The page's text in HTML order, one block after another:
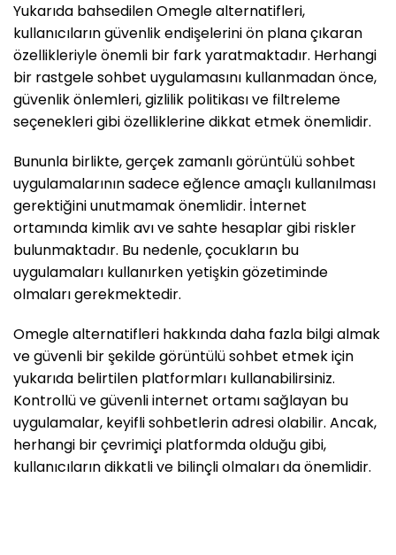
Yukarıda bahsedilen Omegle alternatifleri,
kullanıcıların güvenlik endişelerini ön plana çıkaran
özellikleriyle önemli bir fark yaratmaktadır. Herhangi
bir rastgele sohbet uygulamasını kullanmadan önce,
güvenlik önlemleri, gizlilik politikası ve filtreleme
seçenekleri gibi özelliklerine dikkat etmek önemlidir.
Bununla birlikte, gerçek zamanlı görüntülü sohbet
uygulamalarının sadece eğlence amaçlı kullanılması
gerektiğini unutmamak önemlidir. İnternet
ortamında kimlik avı ve sahte hesaplar gibi riskler
bulunmaktadır. Bu nedenle, çocukların bu
uygulamaları kullanırken yetişkin gözetiminde
olmaları gerekmektedir.
Omegle alternatifleri hakkında daha fazla bilgi almak
ve güvenli bir şekilde görüntülü sohbet etmek için
yukarıda belirtilen platformları kullanabilirsiniz.
Kontrollü ve güvenli internet ortamı sağlayan bu
uygulamalar, keyifli sohbetlerin adresi olabilir. Ancak,
herhangi bir çevrimiçi platformda olduğu gibi,
kullanıcıların dikkatli ve bilinçli olmaları da önemlidir.